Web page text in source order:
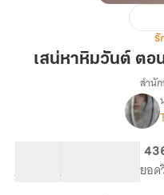
เสน่หา
วันต์
ปักษา
รั
เสน่หาหิมวันต์ ตอ
สำนั
จำนวนคำ จำนวนหน้า (A5) ยอด